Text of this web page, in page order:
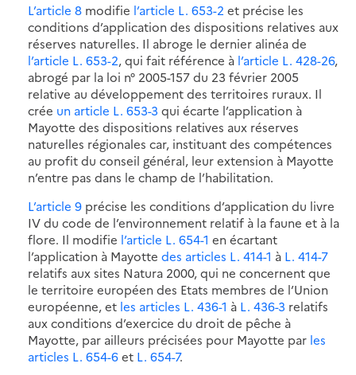
L’article 8 modifie l’article L. 653-2 et précise les
conditions d’application des dispositions relatives aux
réserves naturelles. Il abroge le dernier alinéa de
l’article L. 653-2, qui fait référence à l’article L. 428-26,
abrogé par la loi n° 2005-157 du 23 février 2005
relative au développement des territoires ruraux. Il
crée un article L. 653-3 qui écarte l’application à
Mayotte des dispositions relatives aux réserves
naturelles régionales car, instituant des compétences
au profit du conseil général, leur extension à Mayotte
n’entre pas dans le champ de l’habilitation.
L’article 9 précise les conditions d’application du livre
IV du code de l’environnement relatif à la faune et à la
flore. Il modifie l’article L. 654-1 en écartant
l’application à Mayotte des articles L. 414-1 à L. 414-7
relatifs aux sites Natura 2000, qui ne concernent que
le territoire européen des Etats membres de l’Union
européenne, et les articles L. 436-1 à L. 436-3 relatifs
aux conditions d’exercice du droit de pêche à
Mayotte, par ailleurs précisées pour Mayotte par les
articles L. 654-6et L. 654-7.